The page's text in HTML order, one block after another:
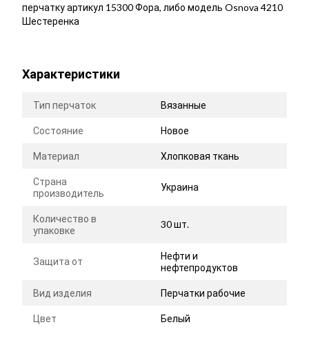
перчатку артикул 15300 Фора, либо модель Osnova 4210
Шестеренка
Характеристики
Тип перчаток Вязанные
Состояние Новое
Материал Хлопковая ткань
Страна
производитель
Украина
Количество в
упаковке
30 шт.
Защита от
Нефти и
нефтепродуктов
Вид изделия Перчатки рабочие
Цвет Белый